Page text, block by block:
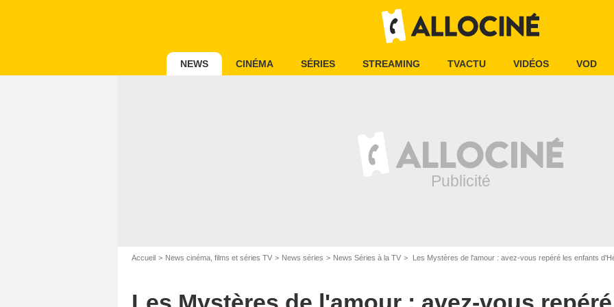
NEWS CINÉMA SÉRIES STREAMING TVACTU VIDÉOS VOD
Accueil News cinéma, films et séries TV News séries News Séries à la TV Les Mystères de l'amour : avez-vous repéré les enfants